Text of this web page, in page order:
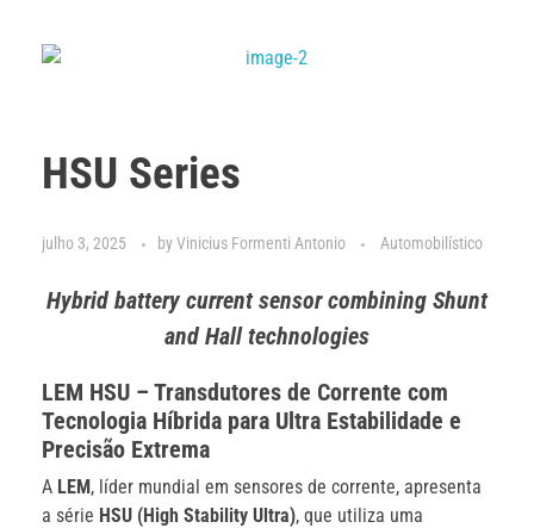
HSU Series
julho 3, 2025 byVinicius Formenti Antonio Automobilístico
Hybrid battery current sensor combining Shunt
and Hall technologies
LEM HSU – Transdutores de Corrente com
Tecnologia Híbrida para Ultra Estabilidade e
Precisão Extrema
A LEM, líder mundial em sensores de corrente, apresenta
a série HSU (High Stability Ultra), que utiliza uma